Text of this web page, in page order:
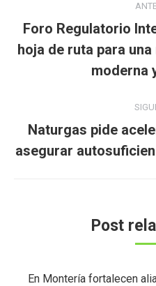
entre
publicaciones
Foro Regulatorio
hoja de ruta para
moderna
Naturgas pide
asegurar
Post
En Montería fortalecen